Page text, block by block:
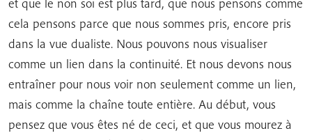
cela pensons parce que nous sommes pris, encore pris
dans la vue dualiste. Nous pouvons nous visualiser
comme un lien dans la continuité. Et nous devons nous
entraîner pour nous voir non seulement comme un lien,
mais comme la chaîne toute entière. Au début, vous
pensez que vous êtes né de ceci, et que vous mourez à